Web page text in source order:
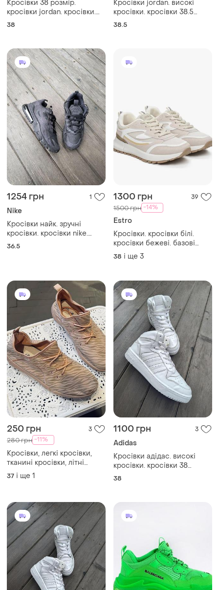
Кросівки 38 розмір.
кросівки jordan. кросівки.
шкіряні кросівки. стильні
38
Кросівки jordan. високі
кросівки. кросівки 38.5
розмір. кросівки. чорні
38.5
1254 грн 1
Nike
Кросівки найк. зручні
кросівки. кросівки nike.
кросівки жіночі. кросівки
36.5
1300 грн 39
1500 грн -14%
Estro
Кросівки. кросівки білі.
кросівки бежеві. базові
кросівки
38 і ще 3
250 грн 3
280 грн -11%
Кросівки, легкі кросівки,
тканині кросівки, літні
кросівки
37 і ще 1
1100 грн 3
Adidas
Кросівки адідас. високі
кросівки. кросівки 38
розмір. кросівки adidas.
38